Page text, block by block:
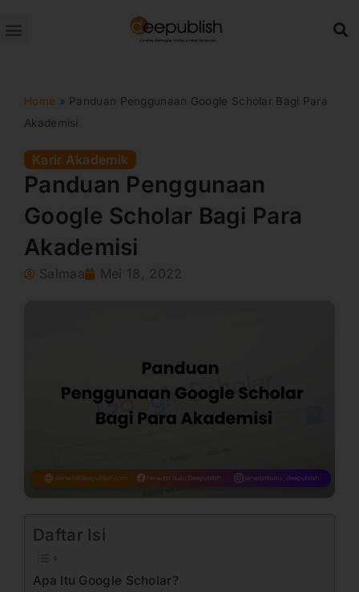
ke
Home » Panduan Penggunaan Google Scholar Bagi Para
Akademisi
Karir Akademik
Panduan Penggunaan
Google Scholar Bagi Para
Akademisi
Salmaa Mei 18, 2022
Daftar Isi
Apa Itu Google Scholar?